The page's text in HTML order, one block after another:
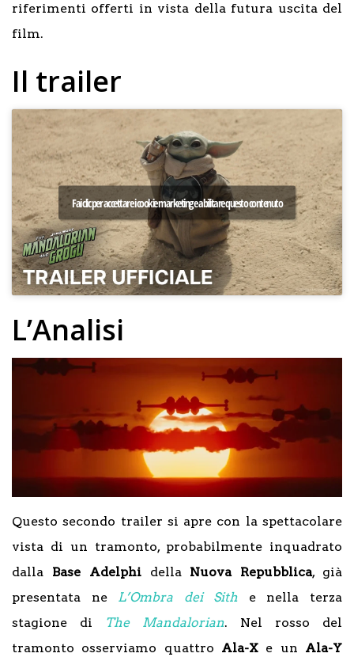
riferimenti offerti in vista della futura uscita del
film.
Il trailer
Fai clic per accettare i cookie marketing e abilitare questo contenuto
L’Analisi
Questo secondo trailer si apre con la spettacolare
vista di un tramonto, probabilmente inquadrato
dalla Base Adelphidella Nuova Repubblica, già
presentata ne L’Ombra dei Sith
e nella terza
stagione di
The Mandalorian. Nel rosso del
tramonto osserviamo quattro Ala-X e un Ala-Y